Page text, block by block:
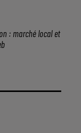
: marché local et